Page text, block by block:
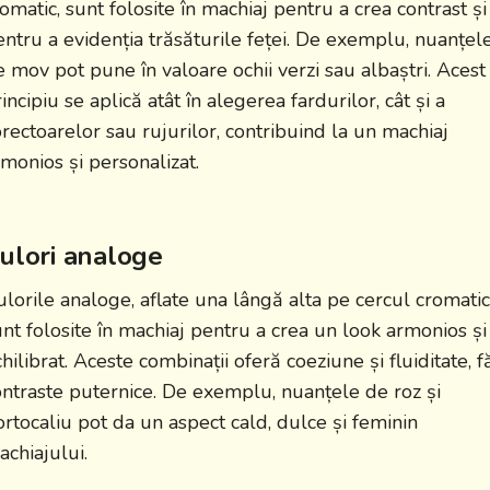
sunt folosite în machiaj pentru a crea contrast și
a evidenția trăsăturile feței. De exemplu,
mov pot pune în valoare ochii verzi sau albaștri. Acest
se aplică atât în alegerea fardurilor, cât și a
sau rujurilor, contribuind la un machiaj
și personalizat.
analoge
analoge, aflate una lângă alta pe cercul
folosite în machiaj pentru a crea un look armonios și
Aceste combinații oferă coeziune și fluiditate,
puternice. De exemplu, nuanțele de roz și
pot da un aspect cald, dulce și feminin